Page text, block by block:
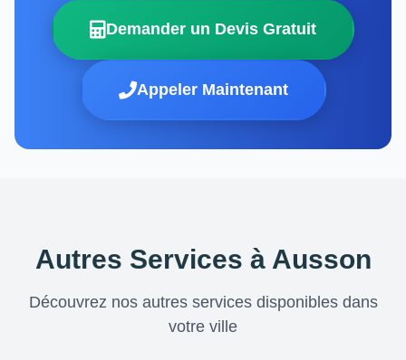
Demander un Devis Gratuit
Appeler Maintenant
Autres Services à Ausson
Découvrez nos autres services disponibles dans
votre ville